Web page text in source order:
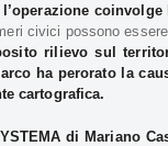
l’operazione
civici possono
rilievo sul
ha perorato la
cartografica.
di Mariano